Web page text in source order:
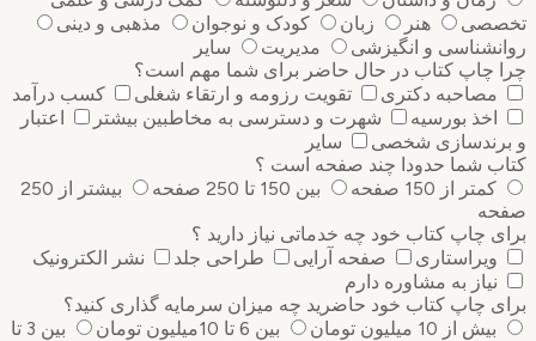
هنر زبان کودک و نوجوان
مذهبی و دینی
و انگیزشی
مدیریت
سایر
چاپ کتاب در حال حاضر برای شما مهم است؟
مصاحبه دکتری
تقویت رزومه و ارتقاء شغلی
کسب درآمد
اخذ بورسیه
شهرت و دسترسی به مخاطبین بیشتر
اعتبار
شخصی
سایر
شما حدودا چند صفحه است ؟
کمتر از 150 صفحه
بین 150 تا 250 صفحه
بیشتر از 250
چاپ کتاب خود چه خدماتی نیاز دارید ؟
ویراستاری
صفحه آرایی طراحی جلد
نشر الکترونیک
نیاز به مشاوره دارم
چاپ کتاب خود حاضرید چه میزان سرمایه گذاری ‌کنید؟
بیش از 10 میلیون تومان
بین 6 تا 10میلیون تومان
بین 3 تا